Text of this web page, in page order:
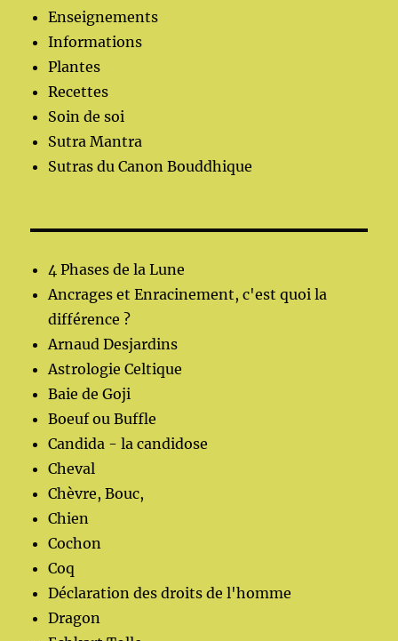
Enseignements
Informations
Plantes
Recettes
Soin de soi
Sutra Mantra
Sutras du Canon Bouddhique
4 Phases de la Lune
Ancrages et Enracinement, c'est quoi la
différence ?
Arnaud Desjardins
Astrologie Celtique
Baie de Goji
Boeuf ou Buffle
Candida - la candidose
Cheval
Chèvre, Bouc,
Chien
Cochon
Coq
Déclaration des droits de l'homme
Dragon